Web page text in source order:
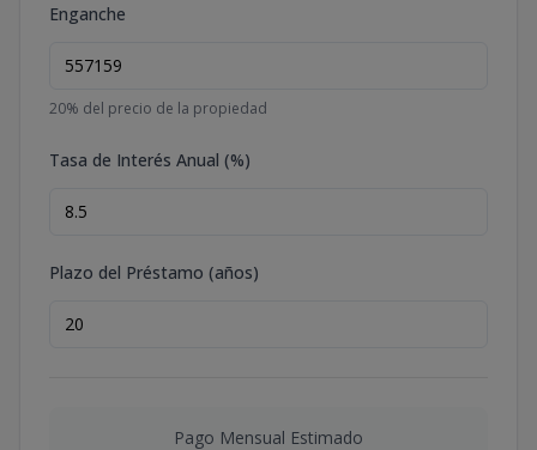
Enganche
20% del precio de la propiedad
Tasa de Interés Anual (%)
Plazo del Préstamo (años)
Pago Mensual Estimado